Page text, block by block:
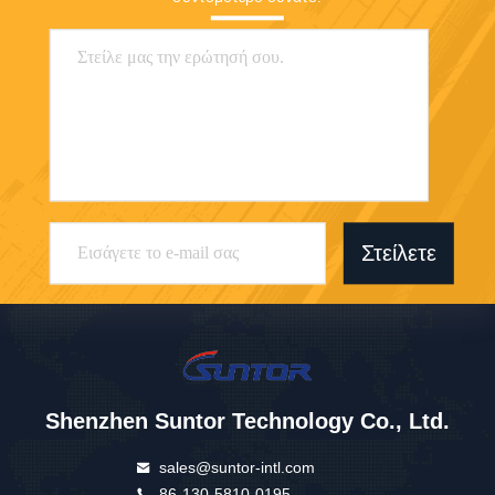
Στείλετε
Shenzhen Suntor Technology Co., Ltd.
sales@suntor-intl.com